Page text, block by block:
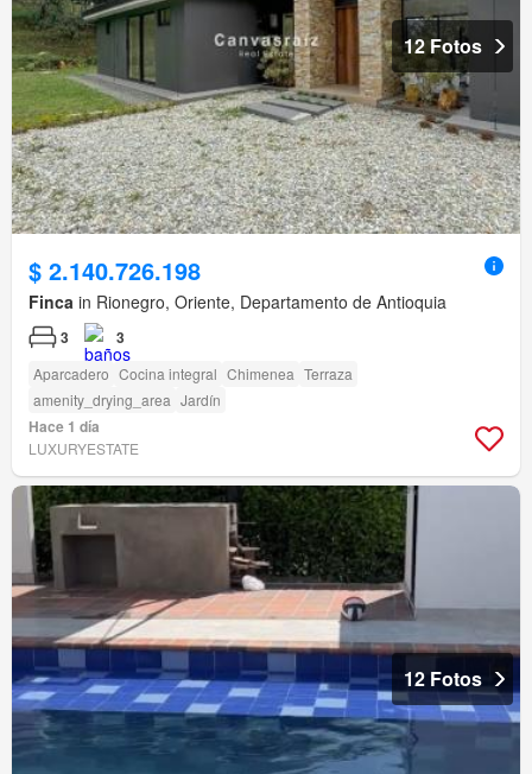
12 Fotos
$ 2.140.726.198
Finca in Rionegro, Oriente, Departamento de Antioquia
3 3
Aparcadero Cocina integral Chimenea Terraza
amenity_drying_area Jardín
Hace 1 día
LUXURYESTATE
12 Fotos